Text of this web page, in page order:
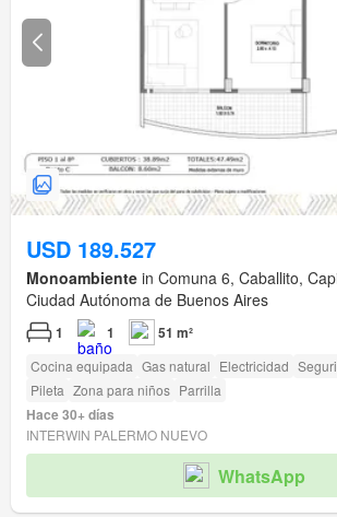
USD 189.527
Monoambiente in Comuna 6, Caballito,
Ciudad Autónoma de Buenos Aires
1 1 51 m²
Cocina equipada Gas natural Electricidad
Pileta Zona para niños Parrilla
Hace 30+ días
INTERWIN PALERMO NUEVO
WhatsApp